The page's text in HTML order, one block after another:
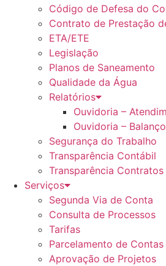
Código de Defesa do
Contrato de Prestação
ETA/ETE
Legislação
Planos de Saneamento
Qualidade da Água
Relatórios
Ouvidoria –
Ouvidoria –
Segurança do Trabalho
Transparência Contábil
Transparência Contratos
Serviços
Segunda Via de Conta
Consulta de Processos
Tarifas
Parcelamento de Contas
Aprovação de Projetos